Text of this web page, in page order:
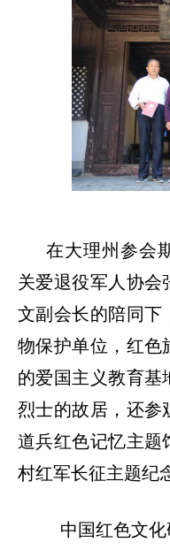
在大理州参会
关爱退役军人协会
文副会长的陪同下
物保护单位，红色
的爱国主义教育基
烈士的故居，还参
道兵红色记忆主题
村红军长征主题纪
中国红色文